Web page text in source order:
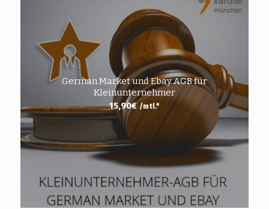
German Market und Ebay AGB für
Kleinunternehmer
15,90€ /mtl.*